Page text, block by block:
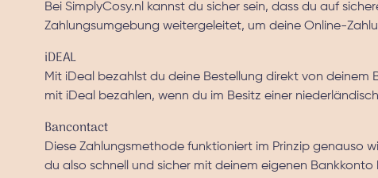
Bei SimplyCosy.nl kannst du sicher sein, dass du auf
Zahlungsumgebung weitergeleitet, um deine Online-
iDEAL
Mit iDeal bezahlst du deine Bestellung direkt von deinem
mit iDeal bezahlen, wenn du im Besitz einer
Bancontact
Diese Zahlungsmethode funktioniert im Prinzip genauso
du also schnell und sicher mit deinem eigenen